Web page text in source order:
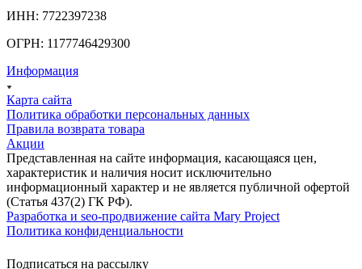
ИНН: 7722397238
ОГРН: 1177746429300
Информация
Карта сайта
Политика обработки персональных данных
Правила возврата товара
Акции
Представленная на сайте информация, касающаяся цен,
характеристик и наличия носит исключительно
информационный характер и не является публичной офертой
(Статья 437(2) ГК РФ).
Разработка и seo-продвижение сайта Mary Project
Политика конфиденциальности
Подписаться на рассылку